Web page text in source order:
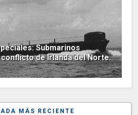
Submarinos
de Irlanda del Norte.
MÁS RECIENTE